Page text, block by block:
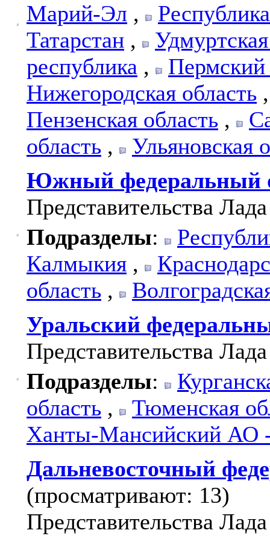
Марий-Эл ,
Татарстан ,
республика ,
Пермский
Нижегородская область
Пензенская область ,
область ,
Ульяновская
Южный федеральный
Представительства
Подразделы:
Калмыкия ,
область ,
Уральский
Представительства
Подразделы:
область ,
Тюменская
Ханты-Мансийский АО
Дальневосточный
(просматривают: 13)
Представительства